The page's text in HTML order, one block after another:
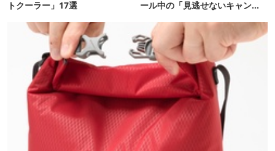
トクーラー」17選
ール中の「見逃せないキャンプ